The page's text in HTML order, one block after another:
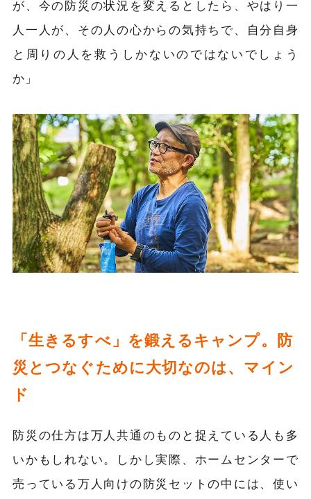
が、今の防災の状況を変えるとしたら、やはり一
人一人が、その人の心からの気持ちで、自分自身
と周りの人を救うしかないのではないでしょう
か」
「生きるすべ」を鍛えるキャンプ。防
災とつなぐために大切なのは、マイン
ド
防災の仕方は万人共通のものと捉えている人も多
いかもしれない。しかし実際、ホームセンターで
売っている万人向けの防災セットの中には、使い